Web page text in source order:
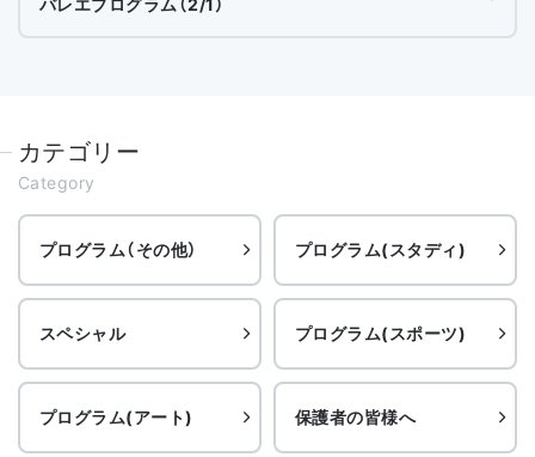
カテゴリー
Category
プログラム（その他） プログラム(スタディ)
スペシャル プログラム(スポーツ)
プログラム(アート) 保護者の皆様へ